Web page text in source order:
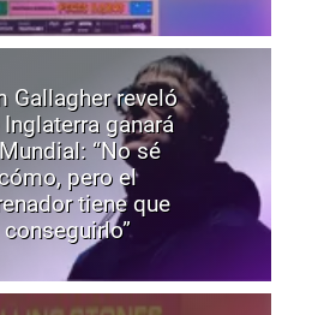
Gallagher reveló
ganará
“No sé
cómo, pero el
tiene que
conseguirlo”